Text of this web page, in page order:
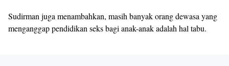
Sudirman juga menambahkan, masih banyak orang dewasa yang
menganggap pendidikan seks bagi anak-anak adalah hal tabu.